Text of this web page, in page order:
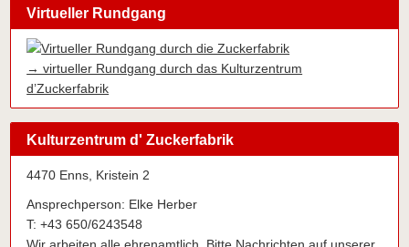
Virtueller Rundgang
→ virtueller Rundgang durch das Kulturzentrum
d’Zuckerfabrik
Kulturzentrum d' Zuckerfabrik
4470 Enns, Kristein 2
Ansprechperson: Elke Herber
T: +43 650/6243548